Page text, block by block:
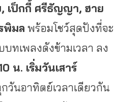
, เป็กกี้ ศรีธัญญา, ฮาย
พิมล พร้อมโชว์สุดปังที่จะ
ทเพลงดังข้ามเวลา ลง
น. เริ่มวันเสาร์
วันอาทิตย์เวลาเดียวกัน